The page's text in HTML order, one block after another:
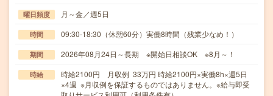
曜日頻度 月～金／週5日
時間 09:30-18:30（休憩60分）実働8時間（残業少なめ！）
期間 2026年08月24日～長期 ※開始日相談OK ※8月～！
時給
時給2100円 月収例 33万円 時給2100円×実働8h×週5日
×4週 ※月収例を保証するものではありません。※給与即受